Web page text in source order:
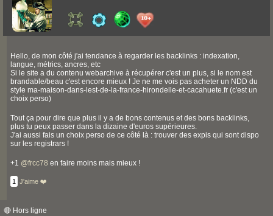
Hello, de mon côté j'ai tendance à regarder les backlinks : indexation,
langue, métrics, ancres, etc
Si le site a du contenu webarchive à récupérer c'est un plus, si le nom est
brandable/beau c'est encore mieux ! Je ne me vois pas acheter un NDD du
style ma-maison-dans-lest-de-la-france-hirondelle-et-cacahuete.fr (c'est un
choix perso)
Tout ça pour dire que plus il y a de bons contenus et des bons backlinks,
plus tu peux passer dans la dizaine d'euros supérieures.
J'ai aussi fais un choix perso de ce côté là : trouver des expis qui sont dispo
sur les registrars !
+1 @frcc78 en faire moins mais mieux !
1 J'aime ❤️
🔴 Hors ligne